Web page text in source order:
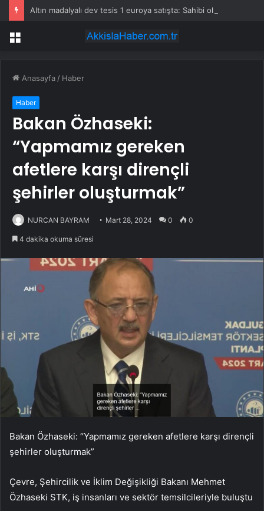
Menü
Anasayfa / Haber
Haber
Bakan Özhaseki:
“Yapmamız gereken
afetlere karşı dirençli
şehirler oluşturmak”
NURCAN BAYRAM Mart 28, 2024 0 0
4 dakika okuma süresi
Bakan Özhaseki: “Yapmamız gereken afetlere karşı dirençli
şehirler oluşturmak”
Çevre, Şehircilik ve İklim Değişikliği Bakanı Mehmet
Özhaseki STK, iş insanları ve sektör temsilcileriyle buluştu